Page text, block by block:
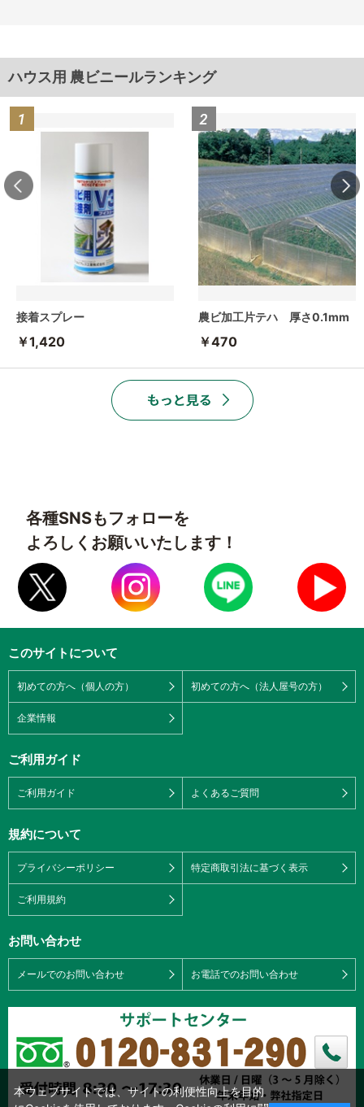
ハウス用 農ビニールランキング
接着スプレー
￥1,420
農ビ加工片テハ 厚さ0.1mm
￥470
各種SNSもフォローを
よろしくお願いいたします！
このサイトについて
初めての方へ（個人の方） 初めての方へ（法人屋号の方）
企業情報
ご利用ガイド
ご利用ガイド よくあるご質問
規約について
プライバシーポリシー 特定商取引法に基づく表示
ご利用規約
お問い合わせ
メールでのお問い合わせ お電話でのお問い合わせ
本ウェブサイトでは、サイトの利便性向上を目的